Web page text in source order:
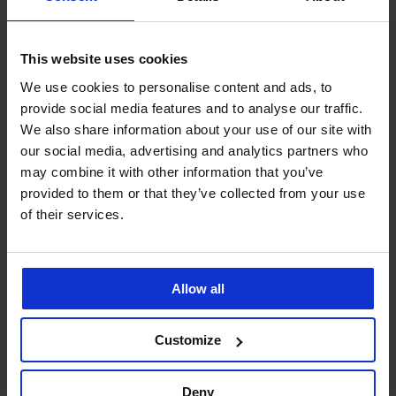
This website uses cookies
We use cookies to personalise content and ads, to
provide social media features and to analyse our traffic.
We also share information about your use of our site with
our social media, advertising and analytics partners who
may combine it with other information that you’ve
provided to them or that they’ve collected from your use
of their services.
Allow all
Customize
Deny
Pánské bavlněné pyžamo
Pedro
Sleva
909 Kč Původní cena
1 299 Kč
kód GET20
3PACK Bavlněné boxerky
Peterson
Sleva
419 Kč Původní cena
699 Kč
335 Kč
kód GET20
LIMITED